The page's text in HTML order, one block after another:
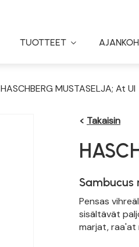
TUOTTEET
Toggle
HASCHBERG MUSTASELJA; At Ul
< Takaisin
Sambucus
Pensas
sisältävät
marjat, raa'at